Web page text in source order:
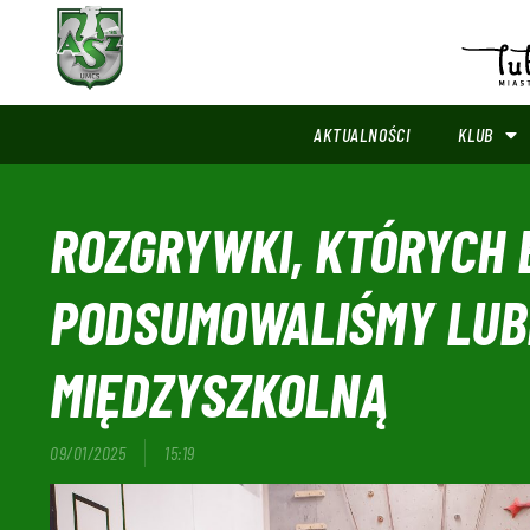
AKTUALNOŚCI KLUB
ROZGRYWKI,
PODSUMOWALIŚMY
MIĘDZYSZKOLNĄ
09/01/2025 15:19